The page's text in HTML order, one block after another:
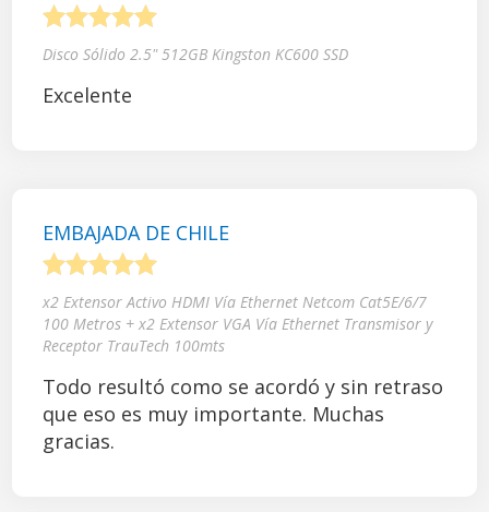
Disco Sólido 2.5" 512GB Kingston KC600 SSD
Excelente
EMBAJADA DE CHILE
x2 Extensor Activo HDMI Vía Ethernet Netcom Cat5E/6/7
100 Metros + x2 Extensor VGA Vía Ethernet Transmisor y
Receptor TrauTech 100mts
Todo resultó como se acordó y sin retraso
que eso es muy importante. Muchas
gracias.